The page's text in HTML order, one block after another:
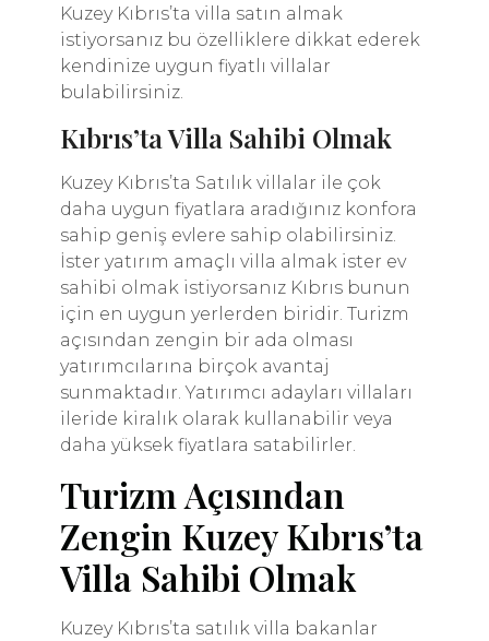
Kuzey Kıbrıs’ta villa satın almak
istiyorsanız bu özelliklere dikkat ederek
kendinize uygun fiyatlı villalar
bulabilirsiniz.
Kıbrıs’ta Villa Sahibi Olmak
Kuzey Kıbrıs’ta Satılık villalar ile çok
daha uygun fiyatlara aradığınız konfora
sahip geniş evlere sahip olabilirsiniz.
İster yatırım amaçlı villa almak ister ev
sahibi olmak istiyorsanız Kıbrıs bunun
için en uygun yerlerden biridir. Turizm
açısından zengin bir ada olması
yatırımcılarına birçok avantaj
sunmaktadır. Yatırımcı adayları villaları
ileride kiralık olarak kullanabilir veya
daha yüksek fiyatlara satabilirler.
Turizm Açısından
Zengin Kuzey Kıbrıs’ta
Villa Sahibi Olmak
Kuzey Kıbrıs’ta satılık villa bakanlar